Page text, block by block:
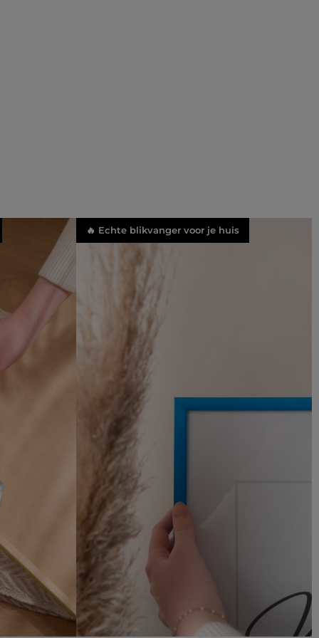
🔥 Echte blikvanger voor je huis